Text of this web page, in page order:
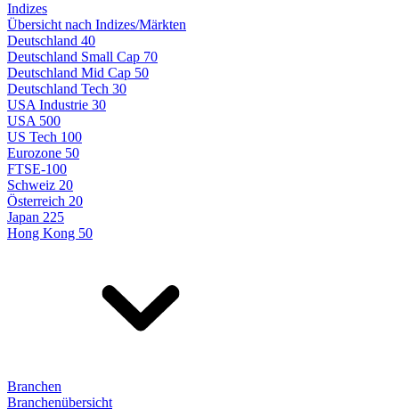
Indizes
Übersicht nach Indizes/Märkten
Deutschland 40
Deutschland Small Cap 70
Deutschland Mid Cap 50
Deutschland Tech 30
USA Industrie 30
USA 500
US Tech 100
Eurozone 50
FTSE-100
Schweiz 20
Österreich 20
Japan 225
Hong Kong 50
Branchen
Branchenübersicht